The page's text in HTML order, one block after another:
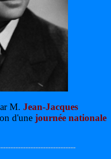
M. Jean-Jacques
d'une journée nationale